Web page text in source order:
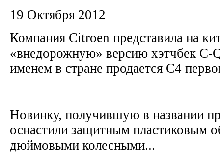
19 Октября 2012
Компания Citroen представила на
«внедорожную» версию хэтчбек
именем в стране продается C4
Новинку, получившую в названии
оснастили защитным пластиковым
дюймовыми колесными...